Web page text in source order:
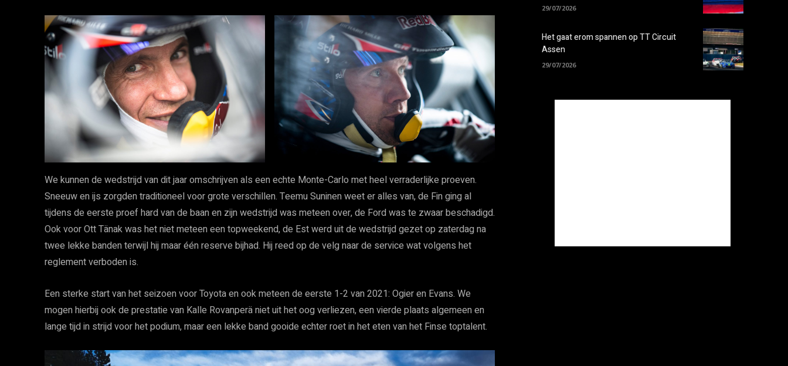
We kunnen de wedstrijd van dit jaar omschrijven als een echte Monte-Carlo met heel verraderlijke proeven.
Sneeuw en ijs zorgden traditioneel voor grote verschillen. Teemu Suninen weet er alles van, de Fin ging al
tijdens de eerste proef hard van de baan en zijn wedstrijd was meteen over, de Ford was te zwaar beschadigd.
Ook voor Ott Tänak was het niet meteen een topweekend, de Est werd uit de wedstrijd gezet op zaterdag na
twee lekke banden terwijl hij maar één reserve bijhad. Hij reed op de velg naar de service wat volgens het
reglement verboden is.
Een sterke start van het seizoen voor Toyota en ook meteen de eerste 1-2 van 2021: Ogier en Evans. We
mogen hierbij ook de prestatie van Kalle Rovanperä niet uit het oog verliezen, een vierde plaats algemeen en
lange tijd in strijd voor het podium, maar een lekke band gooide echter roet in het eten van het Finse toptalent.
29/07/2026
Het gaat erom spannen op TT Circuit
Assen
29/07/2026